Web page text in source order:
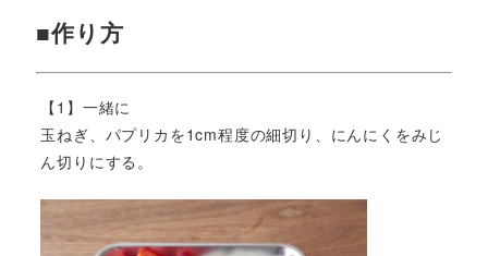
■作り方
【1】一緒に
玉ねぎ、パプリカを1cm程度の細切り、にんにくをみじ
ん切りにする。